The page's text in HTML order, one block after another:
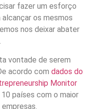
fazer um esforço
os mesmos
nos deixar abater
vontade de serem
acordo com dados do
Monitor
países com o maior